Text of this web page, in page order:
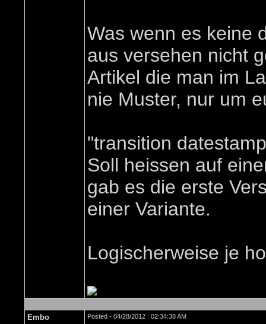
Was wenn es keine
aus versehen nicht
Artikel die man im
nie Muster, nur um
"transition
Soll heissen auf
gab es die erste
einer Variante.
Logischerweise je
Embo Posted - 04/28/2012 : 02:34:38 AM